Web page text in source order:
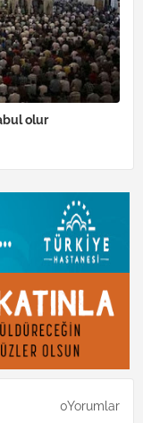
olur
0Yorumlar